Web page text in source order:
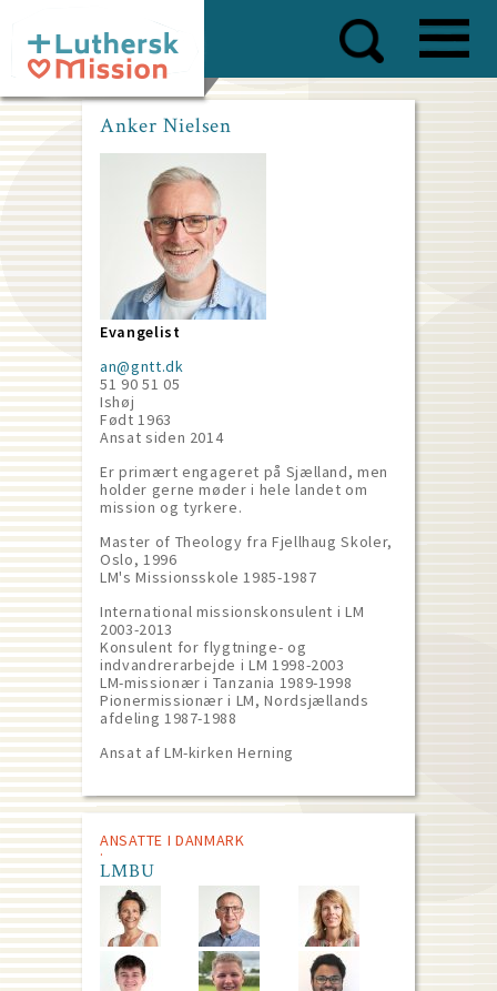
main
content
Anker Nielsen
Evangelist
an@gntt.dk
51 90 51 05
Ishøj
Født 1963
Ansat siden 2014
Er primært engageret på Sjælland, men
holder gerne møder i hele landet om
mission og tyrkere.
Master of Theology fra Fjellhaug Skoler,
Oslo, 1996
LM's Missionsskole 1985-1987
International missionskonsulent i LM
2003-2013
Konsulent for flygtninge- og
indvandrerarbejde i LM 1998-2003
LM-missionær i Tanzania 1989-1998
Pionermissionær i LM, Nordsjællands
afdeling 1987-1988
Ansat af LM-kirken Herning
ANSATTE I DANMARK
LMBU